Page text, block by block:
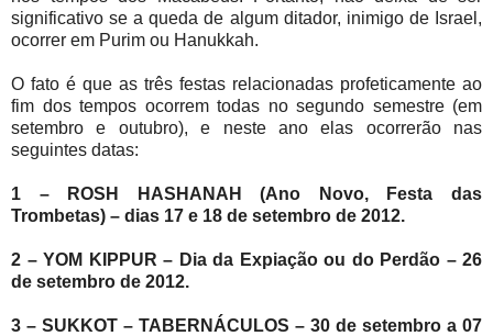
significativo se a queda de algum ditador, inimigo de Israel,
ocorrer em Purim ou Hanukkah.
O fato é que as três festas relacionadas profeticamente ao
fim dos tempos ocorrem todas no segundo semestre (em
setembro e outubro), e neste ano elas ocorrerão nas
seguintes datas:
1 – ROSH HASHANAH (Ano Novo, Festa das
Trombetas) – dias 17 e 18 de setembro de 2012.
2 – YOM KIPPUR – Dia da Expiação ou do Perdão – 26
de setembro de 2012.
3 – SUKKOT – TABERNÁCULOS – 30 de setembro a 07